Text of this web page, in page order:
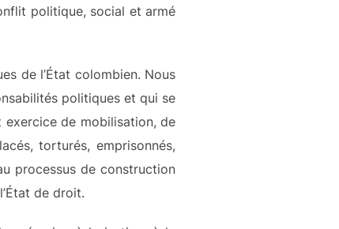
politique, social et armé
de l’État colombien. Nous
politiques et qui se
exercice de mobilisation, de
torturés, emprisonnés,
processus de construction
de droit.